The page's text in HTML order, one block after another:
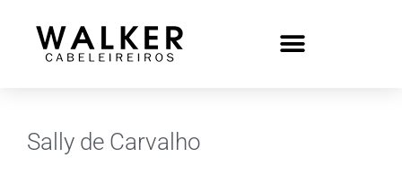
Sally de Carvalho